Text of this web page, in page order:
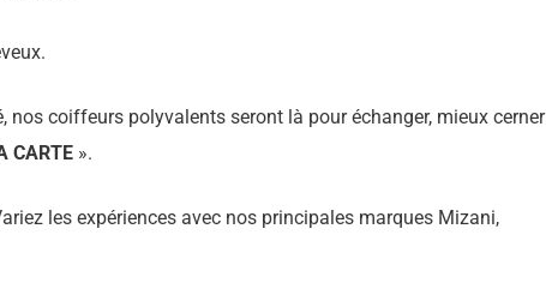
nos coiffeurs polyvalents seront là pour échanger, mieux cerner
CARTE ».
les expériences avec nos principales marques Mizani,